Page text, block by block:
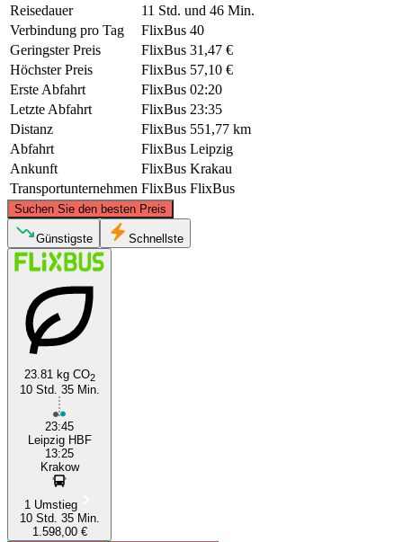
Reisedauer
11 Std. und 46 Min.
Verbindung pro Tag
FlixBus 40
Geringster Preis
FlixBus 31,47 €
Höchster Preis
FlixBus 57,10 €
Erste Abfahrt
FlixBus 02:20
Letzte Abfahrt
FlixBus 23:35
Distanz
FlixBus 551,77 km
Abfahrt
FlixBus Leipzig
Ankunft
FlixBus Krakau
Transportunternehmen FlixBus FlixBus
Suchen Sie den besten Preis
Leipzig
©CARTO
Günstigste Schnellste
23.81 kg CO2
10 Std. 35 Min.
23:45
Leipzig HBF
13:25
Krakow
1 Umstieg
10 Std. 35 Min.
1.598,00 €